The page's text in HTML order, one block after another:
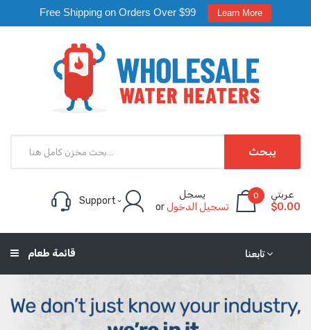
Free Shipping on Orders Over $99 Learn More
يبحث
Support
يسجل
orتسجيل الدخول
0
عربتي
$0.00
تابعنا قائمة طعام